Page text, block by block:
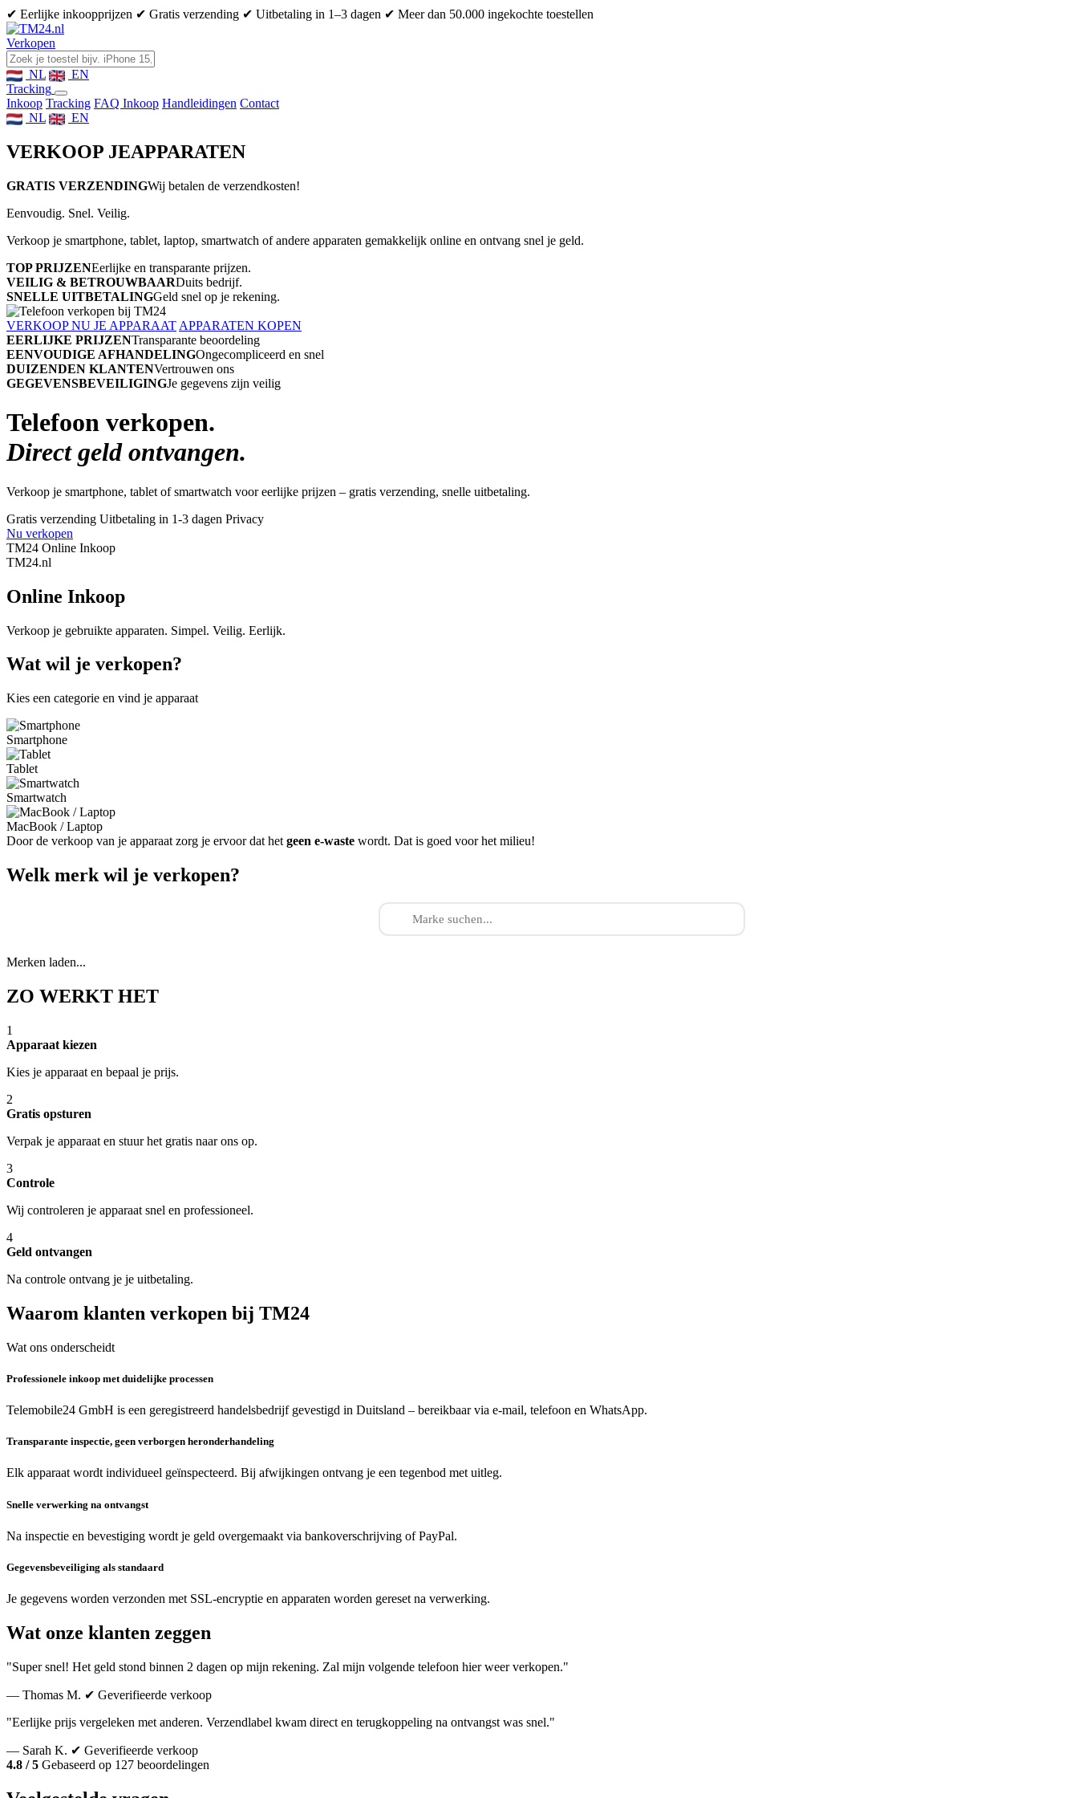
✔ Eerlijke inkoopprijzen ✔ Gratis verzending ✔ Uitbetaling in 1–3 dagen ✔ Meer dan 50.000 ingekochte toestellen
Verkopen
NL
EN
Tracking
Inkoop Tracking FAQ Inkoop Handleidingen Contact
NL
EN
VERKOOP JEAPPARATEN
GRATIS VERZENDINGWij betalen de verzendkosten!
Eenvoudig. Snel. Veilig.
Verkoop je smartphone, tablet, laptop, smartwatch of andere apparaten gemakkelijk online en ontvang snel je geld.
TOP PRIJZENEerlijke en transparante prijzen.
VEILIG & BETROUWBAARDuits bedrijf.
SNELLE UITBETALINGGeld snel op je rekening.
VERKOOP NU JE APPARAAT APPARATEN KOPEN
EERLIJKE PRIJZENTransparante beoordeling
EENVOUDIGE AFHANDELINGOngecompliceerd en snel
DUIZENDEN KLANTENVertrouwen ons
GEGEVENSBEVEILIGINGJe gegevens zijn veilig
Telefoon verkopen.
Direct geld ontvangen.
Verkoop je smartphone, tablet of smartwatch voor eerlijke prijzen – gratis verzending, snelle uitbetaling.
Gratis verzending Uitbetaling in 1-3 dagen Privacy
Nu verkopen
TM24 Online Inkoop
TM24.nl
Online Inkoop
Verkoop je gebruikte apparaten. Simpel. Veilig. Eerlijk.
Wat wil je verkopen?
Kies een categorie en vind je apparaat
Smartphone
Tablet
Smartwatch
MacBook / Laptop
Door de verkoop van je apparaat zorg je ervoor dat het geen e-waste wordt. Dat is goed voor het milieu!
Welk merk wil je verkopen?
Merken laden...
ZO WERKT HET
1
Apparaat kiezen
Kies je apparaat en bepaal je prijs.
2
Gratis opsturen
Verpak je apparaat en stuur het gratis naar ons op.
3
Controle
Wij controleren je apparaat snel en professioneel.
4
Geld ontvangen
Na controle ontvang je je uitbetaling.
Waarom klanten verkopen bij TM24
Wat ons onderscheidt
Professionele inkoop met duidelijke processen
Telemobile24 GmbH is een geregistreerd handelsbedrijf gevestigd in Duitsland – bereikbaar via e-mail, telefoon en WhatsApp.
Transparante inspectie, geen verborgen heronderhandeling
Elk apparaat wordt individueel geïnspecteerd. Bij afwijkingen ontvang je een tegenbod met uitleg.
Snelle verwerking na ontvangst
Na inspectie en bevestiging wordt je geld overgemaakt via bankoverschrijving of PayPal.
Gegevensbeveiliging als standaard
Je gegevens worden verzonden met SSL-encryptie en apparaten worden gereset na verwerking.
Wat onze klanten zeggen
"Super snel! Het geld stond binnen 2 dagen op mijn rekening. Zal mijn volgende telefoon hier weer verkopen."
— Thomas M. ✔ Geverifieerde verkoop
"Eerlijke prijs vergeleken met anderen. Verzendlabel kwam direct en terugkoppeling na ontvangst was snel."
— Sarah K. ✔ Geverifieerde verkoop
4.8 / 5 Gebaseerd op 127 beoordelingen